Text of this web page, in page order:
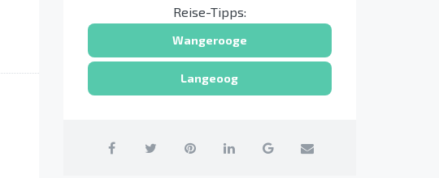
Reise-Tipps:
Wangerooge
Langeoog